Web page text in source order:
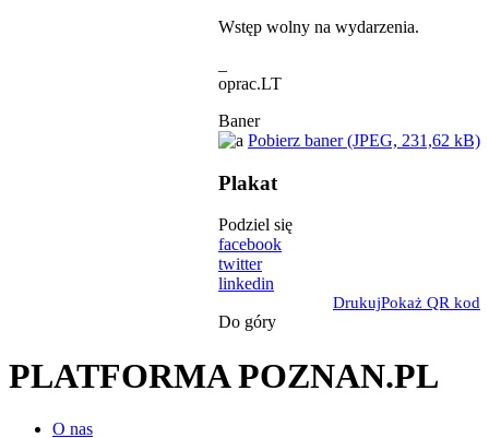
Wstęp wolny na wydarzenia.
oprac.LT
Baner
Pobierz baner (JPEG, 231,62 kB)
Plakat
Podziel się
facebook
twitter
linkedin
DrukujPokaż QR kod
Do góry
PLATFORMA POZNAN.PL
O nas